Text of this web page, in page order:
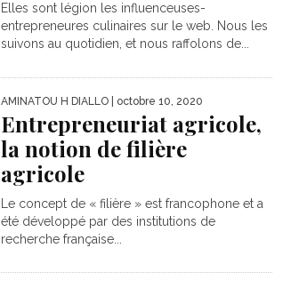
Elles sont légion les influenceuses-
entrepreneures culinaires sur le web. Nous les
suivons au quotidien, et nous raffolons de...
AMINATOU H DIALLO | octobre 10, 2020
Entrepreneuriat agricole,
la notion de filière
agricole
Le concept de « filière » est francophone et a
été développé par des institutions de
recherche française...